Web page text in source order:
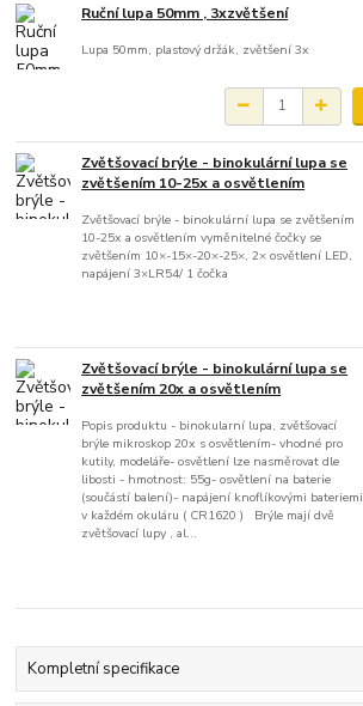
Ruční lupa 50mm , 3xzvětšení
Lupa 50mm, plastový držák, zvětšení 3x
Zvětšovací brýle - binokulární lupa se
zvětšením 10-25x a osvětlením
Zvětšovací brýle - binokulární lupa se zvětšením
10-25x a osvětlením vyměnitelné čočky se
zvětšením 10×-15×-20×-25×, 2× osvětlení LED,
napájení 3×LR54/ 1 čočka
Zvětšovací brýle - binokulární lupa se
zvětšením 20x a osvětlením
Popis produktu - binokularní lupa, zvětšovací
brýle mikroskop 20x s osvětlením- vhodné pro
kutily, modeláře- osvětlení lze nasměrovat dle
libosti - hmotnost: 55g- osvětlení na baterie
(součástí balení)- napájení knoflíkovými bateriemi
v každém okuláru ( CR1620 ) Brýle mají dvě
zvětšovací lupy , al...
Kompletní specifikace